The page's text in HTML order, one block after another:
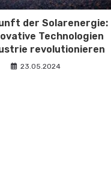
der Solarenergie:
Technologien
revolutionieren
23.05.2024